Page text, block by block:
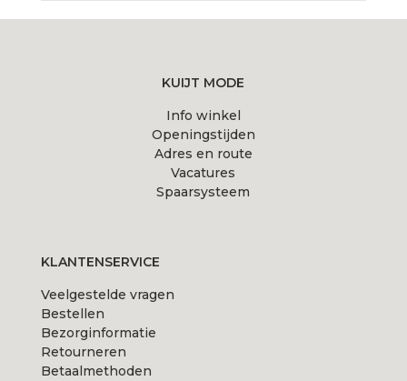
KUIJT MODE
Info winkel
Openingstijden
Adres en route
Vacatures
Spaarsysteem
KLANTENSERVICE
Veelgestelde vragen
Bestellen
Bezorginformatie
Retourneren
Betaalmethoden